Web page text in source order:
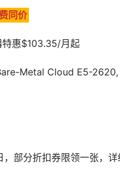
同价
特惠$103.35/月起
Metal Cloud E5-2620,
，部分折扣券限领一张，